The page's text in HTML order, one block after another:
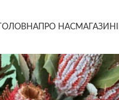
ГОЛОВНАПРО НАСМАГАЗИН